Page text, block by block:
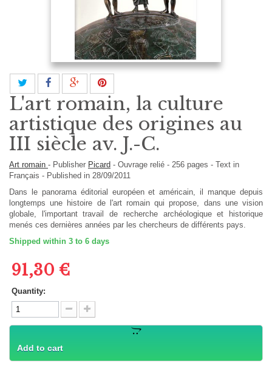
L'art romain, la culture
artistique des origines au
III siècle av. J.-C.
Art romain - Publisher Picard - Ouvrage relié - 256 pages - Text in
Français - Published in 28/09/2011
Dans le panorama éditorial européen et américain, il manque depuis
longtemps une histoire de l'art romain qui propose, dans une vision
globale, l'important travail de recherche archéologique et historique
menés ces dernières années par les chercheurs de différents pays .
Shipped within 3 to 6 days
91,30 €
Quantity:
Add to cart